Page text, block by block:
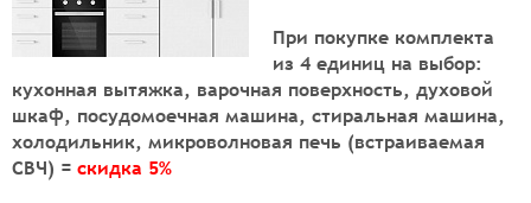
При покупке комплекта
из 4 единиц на выбор:
кухонная вытяжка, варочная поверхность, духовой
шкаф, посудомоечная машина, стиральная машина,
холодильник, микроволновая печь (встраиваемая
СВЧ) = скидка 5%